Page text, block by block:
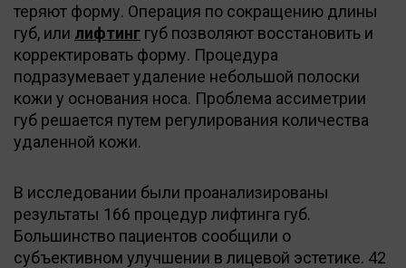
теряют форму. Операция по сокращению длины
губ, или лифтинг губ позволяют восстановить и
корректировать форму. Процедура
подразумевает удаление небольшой полоски
кожи у основания носа. Проблема ассиметрии
губ решается путем регулирования количества
удаленной кожи.
В исследовании были проанализированы
результаты 166 процедур лифтинга губ.
Большинство пациентов сообщили о
субъективном улучшении в лицевой эстетике. 42